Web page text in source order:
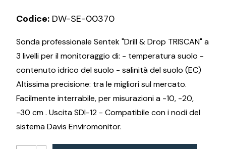
Codice: DW-SE-00370
Sonda professionale Sentek "Drill & Drop TRISCAN" a
3 livelli per il monitoraggio di: - temperatura suolo -
contenuto idrico del suolo - salinità del suolo (EC)
Altissima precisione: tra le migliori sul mercato.
Facilmente interrabile, per misurazioni a -10, -20,
-30 cm . Uscita SDI-12 - Compatibile con i nodi del
sistema Davis Enviromonitor.